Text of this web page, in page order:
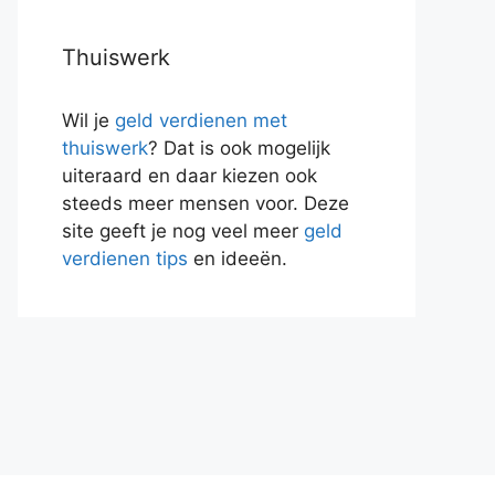
Thuiswerk
Wil je geld verdienen met
thuiswerk? Dat is ook mogelijk
uiteraard en daar kiezen ook
steeds meer mensen voor. Deze
site geeft je nog veel meer geld
verdienen tips en ideeën.